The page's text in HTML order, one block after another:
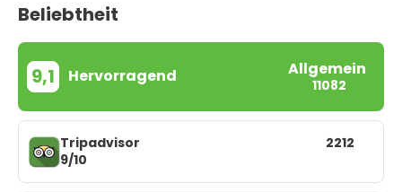
Beliebtheit
9,1 Hervorragend Allgemein
11082
Tripadvisor
9/10
2212